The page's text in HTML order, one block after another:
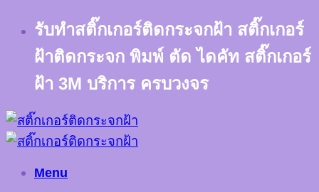
รับทำสติ๊กเกอร์ติดกระจกฝ้า สติ๊กเกอร์
ฝ้าติดกระจก พิมพ์ ตัด ไดคัท สติ๊กเกอร์
ฝ้า 3M บริการ ครบวงจร
Menu